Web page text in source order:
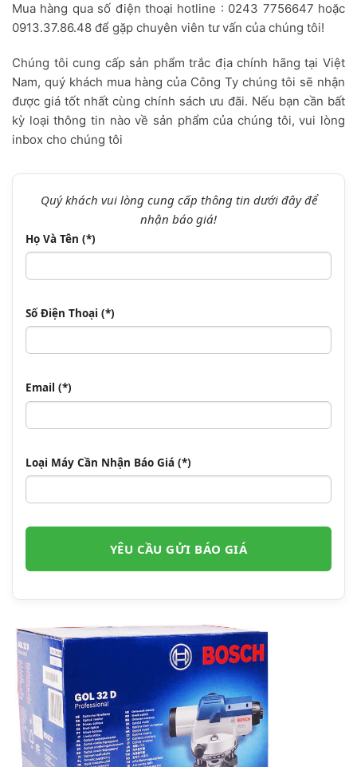
Mua hàng qua số điện thoại hotline : 0243 7756647 hoặc
0913.37.86.48 để gặp chuyên viên tư vấn của chúng tôi!
Chúng tôi cung cấp sản phẩm trắc địa chính hãng tại Việt
Nam, quý khách mua hàng của Công Ty chúng tôi sẽ nhận
được giá tốt nhất cùng chính sách ưu đãi. Nếu bạn cần bất
kỳ loại thông tin nào về sản phẩm của chúng tôi, vui lòng
inbox cho chúng tôi
Quý khách vui lòng cung cấp thông tin dưới đây để
nhận báo giá!
Họ Và Tên (*)
Số Điện Thoại (*)
Email (*)
Loại Máy Cần Nhận Báo Giá (*)